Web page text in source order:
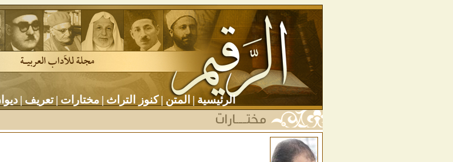
الرئيسية | المتن | كنوز التراث | مختارات | تعريف |